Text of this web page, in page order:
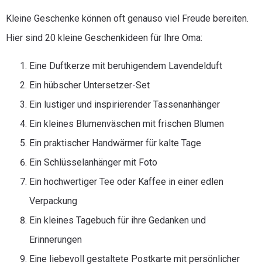
Kleine Geschenke können oft genauso viel Freude bereiten.
Hier sind 20 kleine Geschenkideen für Ihre Oma:
Eine Duftkerze mit beruhigendem Lavendelduft
Ein hübscher Untersetzer-Set
Ein lustiger und inspirierender Tassenanhänger
Ein kleines Blumenväschen mit frischen Blumen
Ein praktischer Handwärmer für kalte Tage
Ein Schlüsselanhänger mit Foto
Ein hochwertiger Tee oder Kaffee in einer edlen
Verpackung
Ein kleines Tagebuch für ihre Gedanken und
Erinnerungen
Eine liebevoll gestaltete Postkarte mit persönlicher